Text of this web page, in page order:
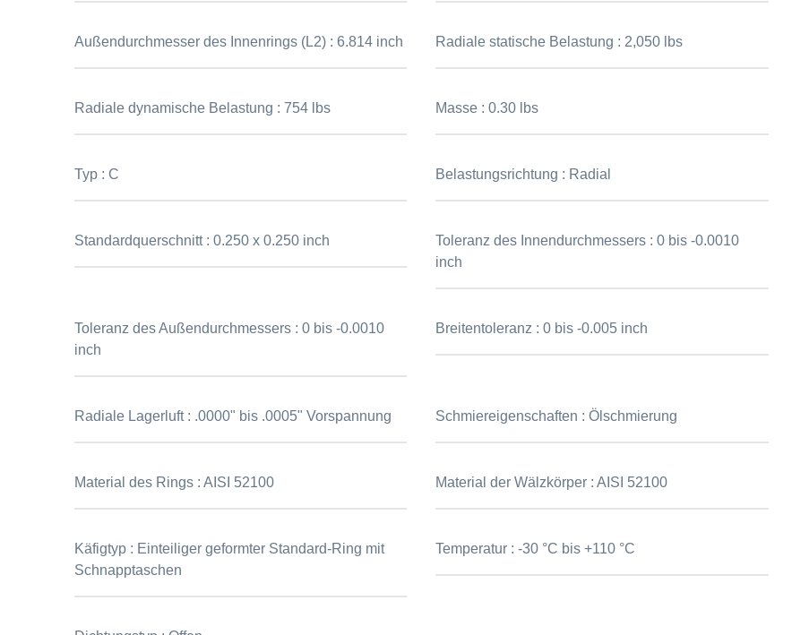
Außendurchmesser des Innenrings (L2) :6.814 inch Radiale statische Belastung : 2,050 lbs
Radiale dynamische Belastung :754 lbs Masse :0.30 lbs
Typ :C Belastungsrichtung : Radial
Standardquerschnitt :0.250 x 0.250 inch Toleranz des Innendurchmessers :0 bis -0.0010
inch
Toleranz des Außendurchmessers :0 bis -0.0010
inch
Breitentoleranz :0 bis -0.005 inch
Radiale Lagerluft : .0000" bis .0005" Vorspannung Schmiereigenschaften :Ölschmierung
Material des Rings :AISI 52100 Material der Wälzkörper :AISI 52100
Käfigtyp : Einteiliger geformter Standard-Ring mit
Schnapptaschen
Temperatur :-30 °C bis +110 °C